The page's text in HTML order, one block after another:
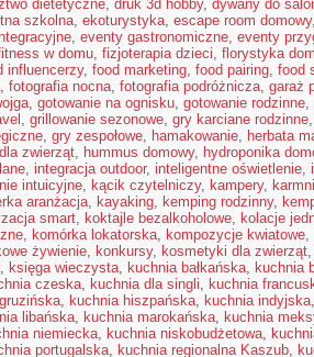
dietetyczne, druk 3d hobby, dywany do
szkolna, ekoturystyka, escape room domowy
, eventy gastronomiczne, eventy
w domu, fizjoterapia dzieci, florystyka
influencerzy, food marketing, food pairing, food
, fotografia nocna, fotografia podróżnicza, garaż
, gotowanie na ognisku, gotowanie rodzinne,
, grillowanie sezonowe, gry karciane rodzinne
, gry zespołowe, hamakowanie, herbata
zwierząt, hummus domowy, hydroponika
, integracja outdoor, inteligentne oświetlenie,
intuicyjne, kącik czytelniczy, kampery,
aranżacja, kayaking, kemping rodzinny,
smart, koktajle bezalkoholowe, kolacje
, komórka lokatorska, kompozycje kwiatowe,
żywienie, konkursy, kosmetyki dla zwierząt
, księga wieczysta, kuchnia bałkańska, kuchnia
czeska, kuchnia dla singli, kuchnia
, kuchnia hiszpańska, kuchnia indyjska
libańska, kuchnia marokańska, kuchnia
niemiecka, kuchnia niskobudżetowa,
portugalska, kuchnia regionalna Kaszub,